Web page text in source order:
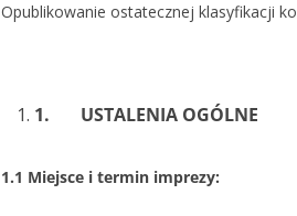
Opublikowanie ostatecznej klasyfikacji
1. USTALENIA OGÓLNE
1.1 Miejsce i termin imprezy: